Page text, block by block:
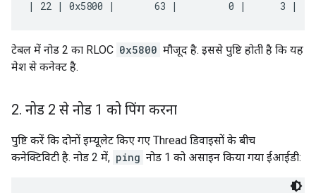
टेबल में नोड 2 का RLOC 0x5800 मौजूद है. इससे पुष्टि होती है कि यह
मेश से कनेक्ट है.
2. नोड 2 से नोड 1 को पिंग करना
पुष्टि करें कि दोनों इम्यूलेट किए गए Thread डिवाइसों के बीच
कनेक्टिविटी है. नोड 2 में, ping नोड 1 को असाइन किया गया ईआईडी: